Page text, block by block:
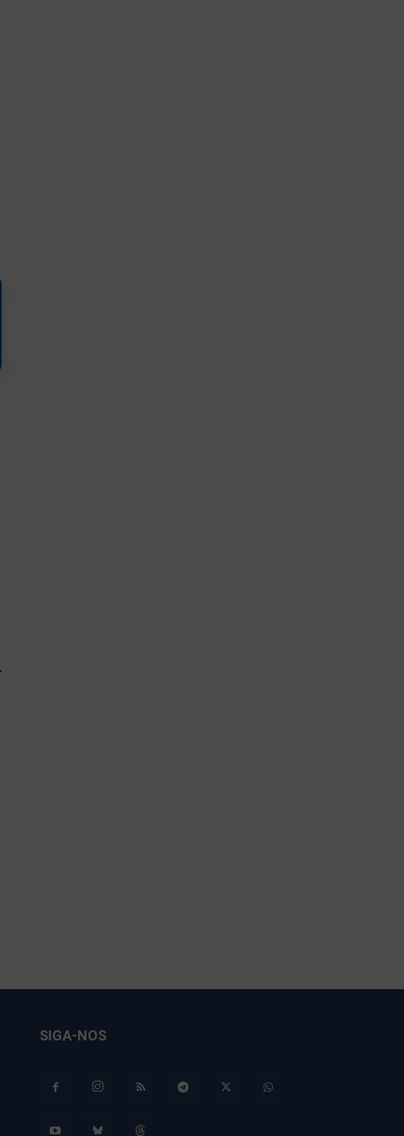
SIGA-NOS